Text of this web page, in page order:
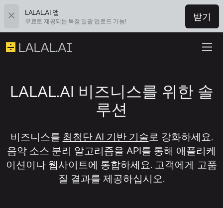
LALAL.AI 앱
무료로 제공되는 독점 일괄 업로드 기능! 받기
LALAL.AI 비즈니스를 위한 솔
루션
비즈니스를 최첨단 AI 기반 기술로 강화하세요.
음악 소스 분리 알고리즘을 API를 통해 애플리케
이션이나 웹사이트에 통합하세요. 고객에게 고품
질 결과를 제공하십시오.